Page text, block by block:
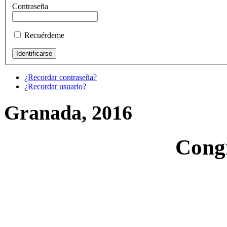
Contraseña
Recuérdeme
¿Recordar contraseña?
¿Recordar usuario?
Granada, 2016